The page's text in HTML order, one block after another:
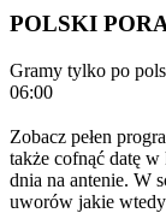
POLSKI
Gramy tylko po
06:00
Zobacz pełen
także cofnąć datę
dnia na antenie. W
uworów jakie